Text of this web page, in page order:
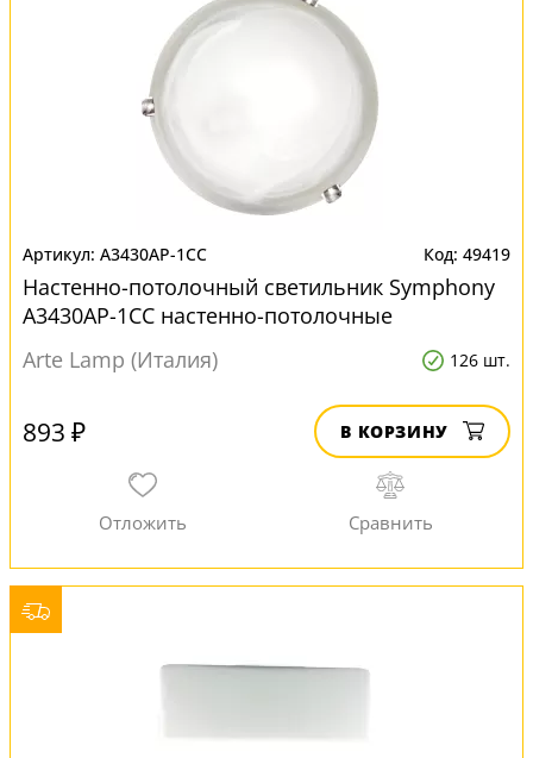
A3430AP-1CC 49419
Настенно-потолочный светильник Symphony
A3430AP-1CC настенно-потолочные
Arte Lamp (Италия)
126 шт.
893 ₽ В КОРЗИНУ